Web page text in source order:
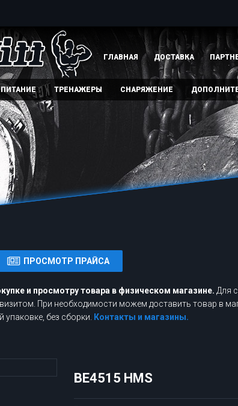
ГЛАВНАЯ ДОСТАВКА
ТРЕНАЖЕРЫ СНАРЯЖЕНИЕ
ПРОСМОТР ПРАЙСА
и просмотру товара в физическом магазине. Для
При необходимости можем доставить товар в
без сборки.
Контакты и магазины.
BE4515 HMS